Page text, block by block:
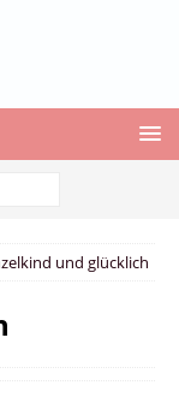
und glücklich